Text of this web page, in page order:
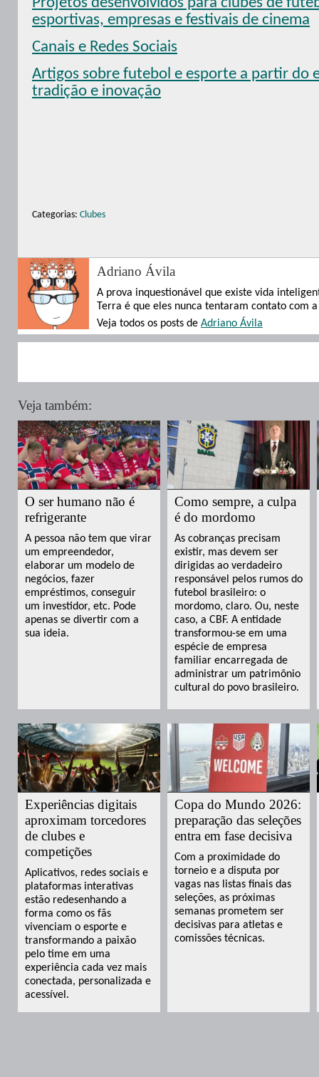
Projetos desenvolvidos para clubes de
esportivas, empresas e festivais de cinema
Canais e Redes Sociais
Artigos sobre futebol e esporte a partir do
tradição e inovação
Categorias: Clubes
Adriano Ávila
A prova inquestionável que existe vida
Terra é que eles nunca tentaram contato com
Veja todos os posts de Adriano Ávila
Veja também:
O ser humano não é
refrigerante
A pessoa não tem que virar
um empreendedor,
elaborar um modelo de
negócios, fazer
empréstimos, conseguir
um investidor, etc. Pode
apenas se divertir com a
sua ideia.
Como sempre, a culpa
é do mordomo
As cobranças precisam
existir, mas devem ser
dirigidas ao verdadeiro
responsável pelos rumos do
futebol brasileiro: o
mordomo, claro. Ou, neste
caso, a CBF. A entidade
transformou-se em uma
espécie de empresa
familiar encarregada de
administrar um patrimônio
cultural do povo brasileiro.
Experiências digitais
aproximam torcedores
de clubes e
competições
Aplicativos, redes sociais e
plataformas interativas
estão redesenhando a
forma como os fãs
vivenciam o esporte e
transformando a paixão
pelo time em uma
experiência cada vez mais
conectada, personalizada e
acessível.
Copa do Mundo 2026:
preparação das seleções
entra em fase decisiva
Com a proximidade do
torneio e a disputa por
vagas nas listas finais das
seleções, as próximas
semanas prometem ser
decisivas para atletas e
comissões técnicas.